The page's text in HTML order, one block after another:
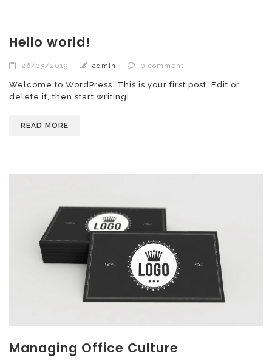
Hello world!
26/03/2019 admin 0 comment
Welcome to WordPress. This is your first post. Edit or
delete it, then start writing!
READ MORE
Managing Office Culture